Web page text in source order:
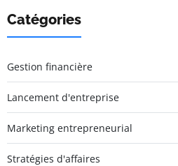
Catégories
Gestion financière
Lancement d'entreprise
Marketing entrepreneurial
Stratégies d'affaires